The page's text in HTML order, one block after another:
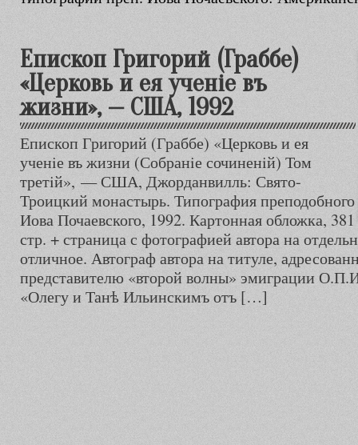
Епископ Григорий (Граббе)
«Церковь и ея ученiе въ
жизни», — США, 1992
Епископ Григорий (Граббе) «Церковь и ея
ученiе въ жизни (Собранiе сочиненiй) Том
третiй», — США, Джорданвилль: Свято-
Троицкий монастырь. Типография преподобного
Иова Почаевского, 1992. Картонная обложка, 381
стр. + страница с фотографией автора на
отличное. Автограф автора на титуле,
представителю «второй волны» эмиграции
«Олегу и Танѣ Ильинскимъ отъ […]